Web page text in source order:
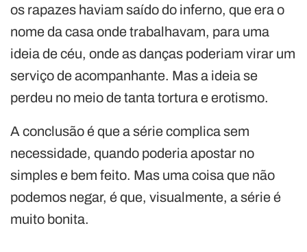
os rapazes haviam saído do inferno, que era o
nome da casa onde trabalhavam, para uma
ideia de céu, onde as danças poderiam virar um
serviço de acompanhante. Mas a ideia se
perdeu no meio de tanta tortura e erotismo.
A conclusão é que a série complica sem
necessidade, quando poderia apostar no
simples e bem feito. Mas uma coisa que não
podemos negar, é que, visualmente, a série é
muito bonita.